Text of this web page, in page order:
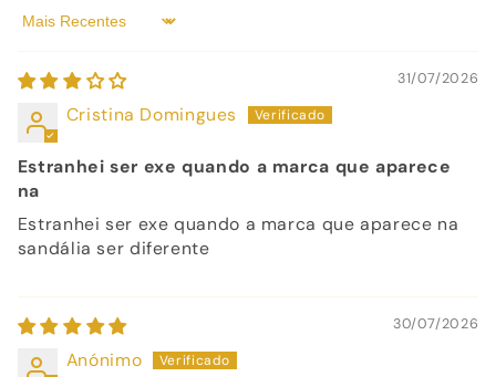
Sort by
31/07/2026
Cristina Domingues
Estranhei ser exe quando a marca que aparece
na
Estranhei ser exe quando a marca que aparece na
sandália ser diferente
30/07/2026
Anónimo